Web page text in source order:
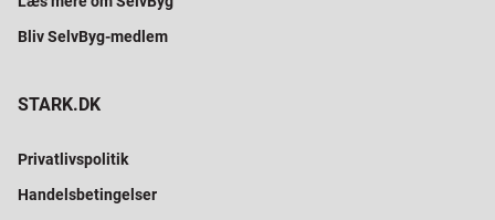
Bliv SelvByg-medlem
STARK.DK
Privatlivspolitik
Handelsbetingelser